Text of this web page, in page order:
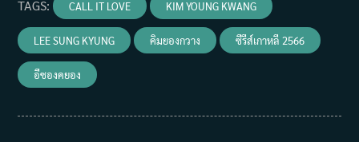
TAGS: CALL IT LOVE KIM YOUNG KWANG
LEE SUNG KYUNG คิมยองกวาง ซีรีส์เกาหลี 2566
อีซองคยอง